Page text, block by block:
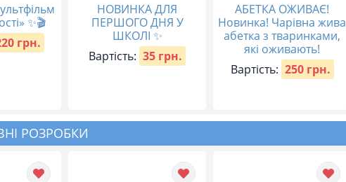
✨🎬
грн.
НОВИНКА ДЛЯ
ПЕРШОГО ДНЯ У
ШКОЛІ ✨
Вартість: 35 грн.
АБЕТКА ОЖИВАЄ!
Новинка! Чарівна жива
абетка з тваринками,
які оживають!
Вартість: 250 грн.
РОЗРОБКИ